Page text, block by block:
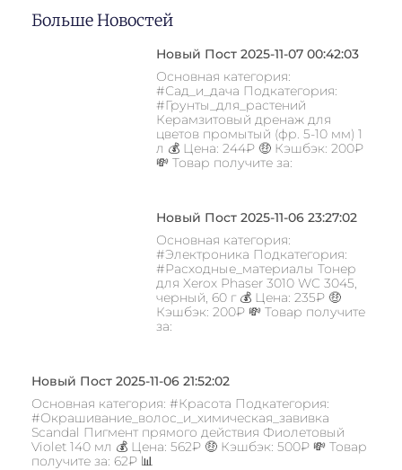
Больше Новостей
Новый Пост 2025-11-07 00:42:03
Основная категория:
#Сад_и_дача Подкатегория:
#Грунты_для_растений
Керамзитовый дренаж для
цветов промытый (фр. 5-10 мм) 1
л 💰 Цена: 244₽ 🤑 Кэшбэк: 200₽
💸 Товар получите за:
Новый Пост 2025-11-06 23:27:02
Основная категория:
#Электроника Подкатегория:
#Расходные_материалы Тонер
для Xerox Phaser 3010 WC 3045,
черный, 60 г 💰 Цена: 235₽ 🤑
Кэшбэк: 200₽ 💸 Товар получите
за:
Новый Пост 2025-11-06 21:52:02
Основная категория: #Красота Подкатегория:
#Окрашивание_волос_и_химическая_завивка
Scandal Пигмент прямого действия Фиолетовый
Violet 140 мл 💰 Цена: 562₽ 🤑 Кэшбэк: 500₽ 💸 Товар
получите за: 62₽ 📊